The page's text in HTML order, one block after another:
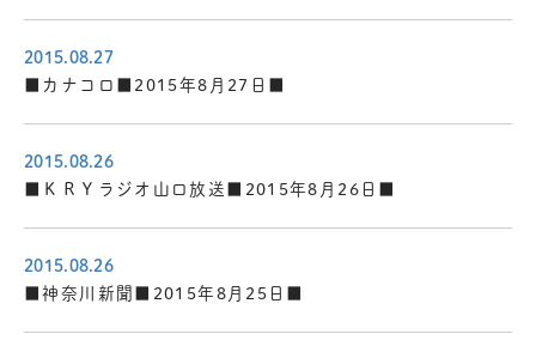
2015.08.27
■カナコロ■2015年8月27日■
2015.08.26
■ＫＲＹラジオ山口放送■2015年8月26日■
2015.08.26
■神奈川新聞■2015年8月25日■